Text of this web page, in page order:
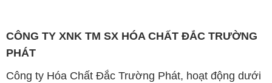
CÔNG TY XNK TM SX HÓA CHẤT ĐẮC TRƯỜNG
PHÁT
Công ty Hóa Chất Đắc Trường Phát, hoạt động dưới